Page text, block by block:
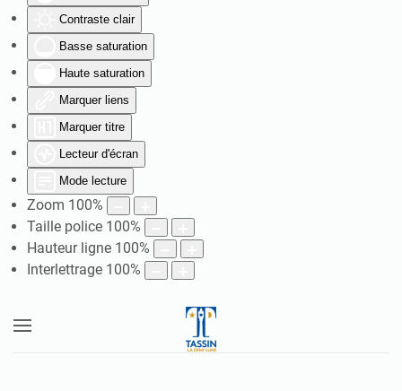
Contraste clair
Basse saturation
Haute saturation
Marquer liens
Marquer titre
Lecteur d'écran
Mode lecture
Zoom 100%
Taille police 100%
Hauteur ligne 100%
Interlettrage 100%